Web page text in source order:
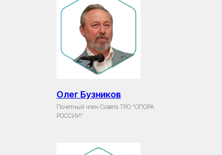
Олег Бузников
Почетный член Совета ТРО "ОПОРА
РОССИИ"